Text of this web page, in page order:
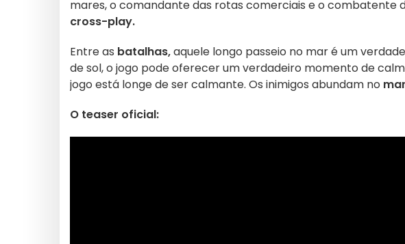
mares, o comandante das rotas comerciais e o combatente
cross-play.
Entre as batalhas,aquele longo passeio no mar é um
de sol, o jogo pode oferecer um verdadeiro momento de
jogo está longe de ser calmante. Os inimigos abundam no mar
O teaser oficial: